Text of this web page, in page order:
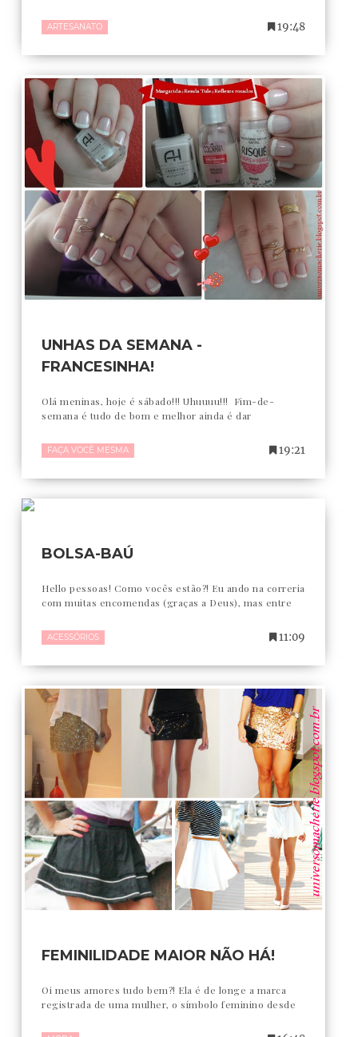
ARTESANATO 19:48
UNHAS DA SEMANA -
FRANCESINHA!
Olá meninas, hoje é sábado!!! Uhuuuu!!! Fim-de-
semana é tudo de bom e melhor ainda é dar
FAÇA VOCÊ MESMA 19:21
BOLSA-BAÚ
Hello pessoas! Como vocês estão?! Eu ando na correria
com muitas encomendas (graças a Deus), mas entre
ACESSÓRIOS 11:09
FEMINILIDADE MAIOR NÃO HÁ!
Oi meus amores tudo bem?! Ela é de longe a marca
registrada de uma mulher, o símbolo feminino desde